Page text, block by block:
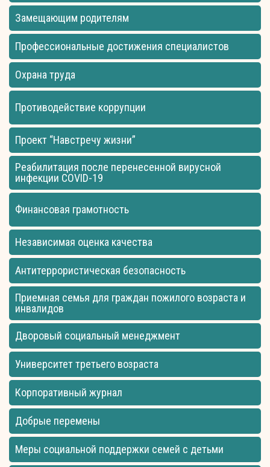
Замещающим родителям
Профессиональные достижения специалистов
Охрана труда
Противодействие коррупции
Проект “Навстречу жизни”
Реабилитация после перенесенной вирусной
инфекции COVID-19
Финансовая грамотность
Независимая оценка качества
Антитеррористическая безопасность
Приемная семья для граждан пожилого возраста и
инвалидов
Дворовый социальный менеджмент
Университет третьего возраста
Корпоративный журнал
Добрые перемены
Меры социальной поддержки семей с детьми